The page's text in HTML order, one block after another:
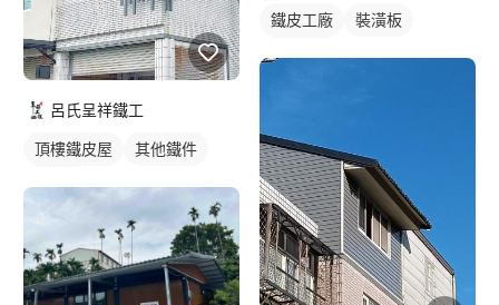
呂氏呈祥鐵工
頂樓鐵皮屋
其他鐵件
鐵皮工廠
裝潢板